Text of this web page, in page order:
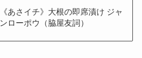
《あさイチ》大根の即席漬け ジャ
ンローポウ（脇屋友詞）